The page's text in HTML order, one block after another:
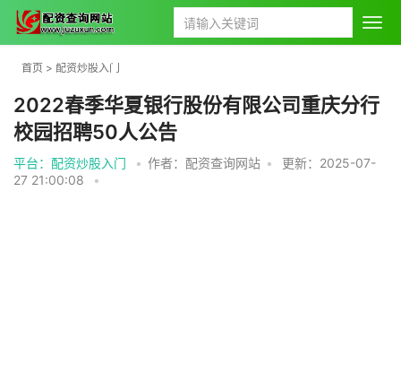
首页 > 配资炒股入门
2022春季华夏银行股份有限公司重庆分行
校园招聘50人公告
平台：配资炒股入门 • 作者：配资查询网站 •
更新：2025-07-
27 21:00:08
•